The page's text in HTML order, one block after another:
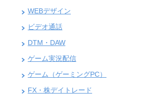
WEBデザイン
ビデオ通話
DTM・DAW
ゲーム実況配信
ゲーム（ゲーミングPC）
FX・株デイトレード